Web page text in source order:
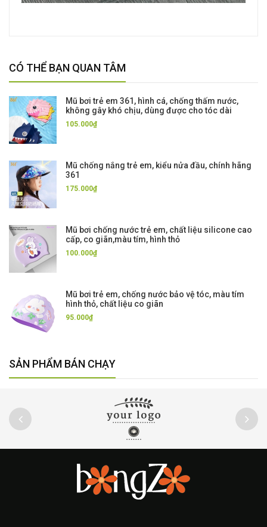
CÓ THỂ BẠN QUAN TÂM
Mũ bơi trẻ em 361, hình cá, chống thấm nước,
không gây khó chịu, dùng được cho tóc dài
105.000₫
Mũ chống nắng trẻ em, kiểu nửa đầu, chính hãng
361
175.000₫
Mũ bơi chống nước trẻ em, chất liệu silicone cao
cấp, co giãn,màu tím, hình thỏ
100.000₫
Mũ bơi trẻ em, chống nước bảo vệ tóc, màu tím
hình thỏ, chất liệu co giãn
95.000₫
SẢN PHẨM BÁN CHẠY